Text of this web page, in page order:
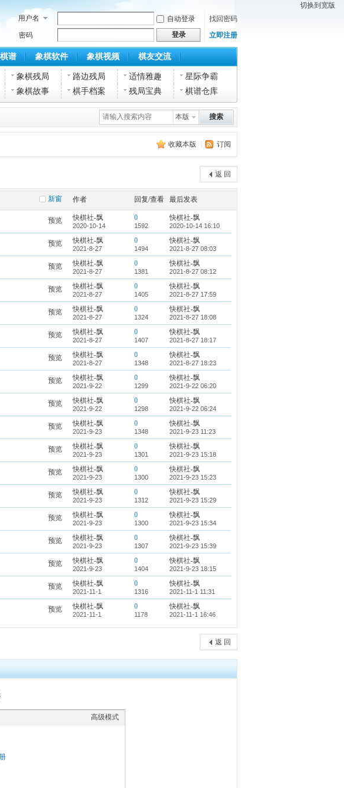
切换到宽版
用户名
自动登录
找回密码
密码
登录 立即注册
谱 象棋软件 象棋视频 棋友交流
象棋残局 路边残局 适情雅趣
星际争霸
象棋故事 棋手档案 残局宝典 棋谱仓库
本版 搜索
收藏本版 订阅
返 回
新窗 作者 回复/查看 最后发表
预览 快棋社-飘
2020-10-14
0
1592
快棋社-飘
2020-10-14 16:10
预览 快棋社-飘
2021-8-27
0
1494
快棋社-飘
2021-8-27 08:03
预览 快棋社-飘
2021-8-27
0
1381
快棋社-飘
2021-8-27 08:12
预览 快棋社-飘
2021-8-27
0
1405
快棋社-飘
2021-8-27 17:59
预览 快棋社-飘
2021-8-27
0
1324
快棋社-飘
2021-8-27 18:08
预览 快棋社-飘
2021-8-27
0
1407
快棋社-飘
2021-8-27 18:17
预览 快棋社-飘
2021-8-27
0
1348
快棋社-飘
2021-8-27 18:23
预览 快棋社-飘
2021-9-22
0
1299
快棋社-飘
2021-9-22 06:20
预览 快棋社-飘
2021-9-22
0
1298
快棋社-飘
2021-9-22 06:24
预览 快棋社-飘
2021-9-23
0
1348
快棋社-飘
2021-9-23 11:23
预览 快棋社-飘
2021-9-23
0
1301
快棋社-飘
2021-9-23 15:18
预览 快棋社-飘
2021-9-23
0
1300
快棋社-飘
2021-9-23 15:23
预览 快棋社-飘
2021-9-23
0
1312
快棋社-飘
2021-9-23 15:29
预览 快棋社-飘
2021-9-23
0
1300
快棋社-飘
2021-9-23 15:34
预览 快棋社-飘
2021-9-23
0
1307
快棋社-飘
2021-9-23 15:39
预览 快棋社-飘
2021-9-23
0
1404
快棋社-飘
2021-9-23 18:15
预览 快棋社-飘
2021-11-1
0
1316
快棋社-飘
2021-11-1 11:31
预览 快棋社-飘
2021-11-1
0
1178
快棋社-飘
2021-11-1 16:46
返 回
高级模式